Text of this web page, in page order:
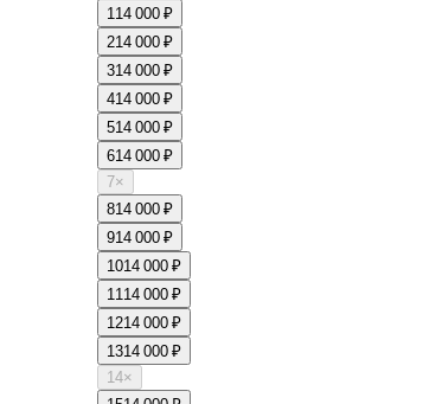
114 000 ₽
214 000 ₽
314 000 ₽
414 000 ₽
514 000 ₽
614 000 ₽
7×
814 000 ₽
914 000 ₽
1014 000 ₽
1114 000 ₽
1214 000 ₽
1314 000 ₽
14×